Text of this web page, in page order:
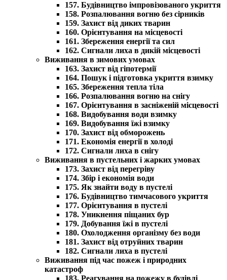
157. Будівництво імпровізованого укриття
158. Розпалювання вогню без сірників
159. Захист від диких тварин
160. Орієнтування на місцевості
161. Збереження енергії та сил
162. Сигнали лиха в дикій місцевості
Виживання в зимових умовах
163. Захист від гіпотермії
164. Пошук і підготовка укриття взимку
165. Збереження тепла тіла
166. Розпалювання вогню на снігу
167. Орієнтування в засніженій місцевості
168. Видобування води взимку
169. Видобування їжі взимку
170. Захист від обморожень
171. Економія енергії в холоді
172. Сигнали лиха в снігу
Виживання в пустельних і жарких умовах
173. Захист від перегріву
174. Збір і економія води
175. Як знайти воду в пустелі
176. Будівництво тимчасового укриття
177. Орієнтування в пустелі
178. Уникнення піщаних бур
179. Добування їжі в пустелі
180. Охолодження організму без води
181. Захист від отруйних тварин
182. Сигнали лиха в пустелі
Виживання під час пожеж і природних
катастроф
183. Реагування на пожежу в будівлі